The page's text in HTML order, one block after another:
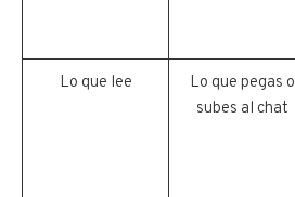
Lo que lee
Lo que pegas o
subes al chat